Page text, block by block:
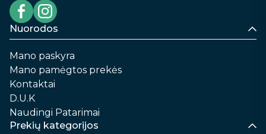
Nuorodos
Mano paskyra
Mano pamėgtos prekės
Kontaktai
D.U.K
Naudingi Patarimai
Prekių kategorijos